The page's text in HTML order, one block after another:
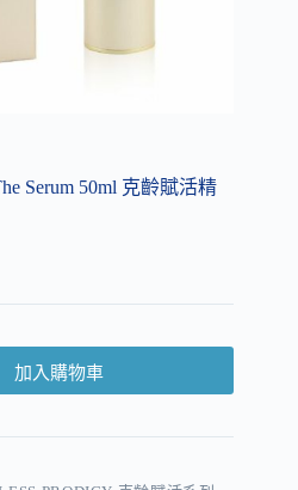
Serum 50ml 克齡賦活精
加入購物車